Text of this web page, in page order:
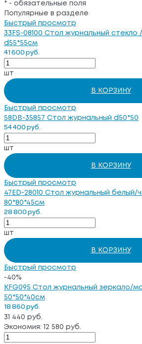
* - обязательные поля
Популярные в разделе
Быстрый просмотр
33FS-08100 Стол журнальный
d55*55см
41 600 руб.
шт
В КОРЗИНУ
Быстрый просмотр
58DB-35857 Стол журнальный d50*50
54 400 руб.
шт
В КОРЗИНУ
Быстрый просмотр
47ED-28010 Стол журнальный белый/
80*80*45см
28 800 руб.
шт
В КОРЗИНУ
Быстрый просмотр
-40%
KFG095 Стол журнальный зеркало/
50*50*40см
18 860 руб.
31 440 руб.
Экономия: 12 580 руб.